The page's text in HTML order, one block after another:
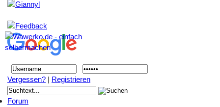
Vergessen? | Registrieren
Forum